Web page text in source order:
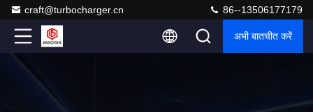
craft@turbocharger.cn 86--13506177179
अभी बातचीत करें